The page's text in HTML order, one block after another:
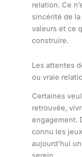
relation. Ce
sincérité de
valeurs et ce
construire.
Les attentes
ou vraie
Certaines
retrouvée,
engagement.
connu les
aujourd’hui